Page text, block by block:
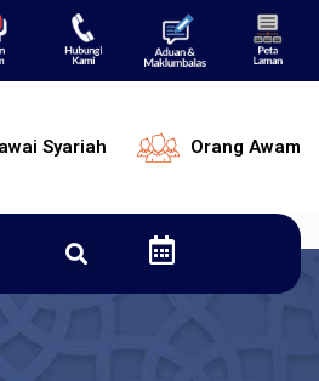
Syariah Orang Awam